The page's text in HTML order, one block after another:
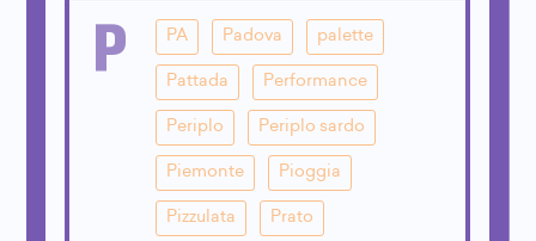
P PA Padova palette
Pattada Performance
Periplo Periplo sardo
Piemonte Pioggia
Pizzulata Prato